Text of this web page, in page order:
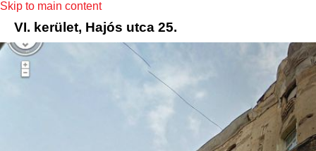
Skip to main content
VI. kerület, Hajós utca 25.